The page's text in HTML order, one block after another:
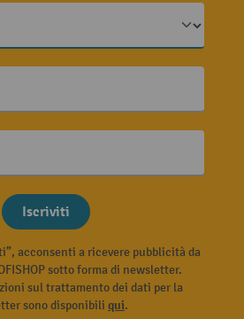
Iscriviti
acconsenti a ricevere pubblicità da
sotto forma di newsletter.
sul trattamento dei dati per la
sono disponibili qui.